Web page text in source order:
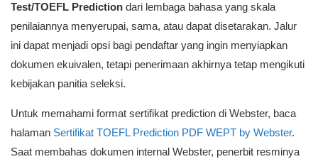
aman
TOEFL ITP ETS lebih aman untuk pendaftar yang ingin
memenuhi ketentuan skor minimal 500 dengan dokumen resmi.
Jalur ini cocok bila Anda tidak ingin mengambil risiko penafsiran
terhadap sertifikat prediction atau EPT.
Menurut informasi resmi ETS, TOEFL ITP Level 1 menilai
Listening Comprehension, Structure and Written Expression,